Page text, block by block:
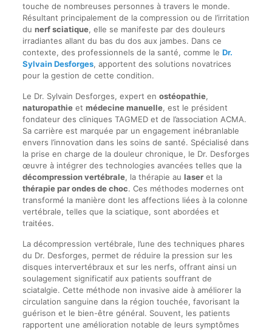
touche de nombreuses personnes à travers le monde.
Résultant principalement de la compression ou de l’irritation
du nerf sciatique, elle se manifeste par des douleurs
irradiantes allant du bas du dos aux jambes. Dans ce
contexte, des professionnels de la santé, comme le Dr.
Sylvain Desforges, apportent des solutions novatrices
pour la gestion de cette condition.
Le Dr. Sylvain Desforges, expert en ostéopathie,
naturopathieet médecine manuelle, est le président
fondateur des cliniques TAGMED et de l’association ACMA.
Sa carrière est marquée par un engagement inébranlable
envers l’innovation dans les soins de santé. Spécialisé dans
la prise en charge de la douleur chronique, le Dr. Desforges
œuvre à intégrer des technologies avancées telles que la
décompression vertébrale, la thérapie au laseret la
thérapie par ondes de choc. Ces méthodes modernes ont
transformé la manière dont les affections liées à la colonne
vertébrale, telles que la sciatique, sont abordées et
traitées.
La décompression vertébrale, l’une des techniques phares
du Dr. Desforges, permet de réduire la pression sur les
disques intervertébraux et sur les nerfs, offrant ainsi un
soulagement significatif aux patients souffrant de
sciatalgie. Cette méthode non invasive aide à améliorer la
circulation sanguine dans la région touchée, favorisant la
guérison et le bien-être général. Souvent, les patients
rapportent une amélioration notable de leurs symptômes